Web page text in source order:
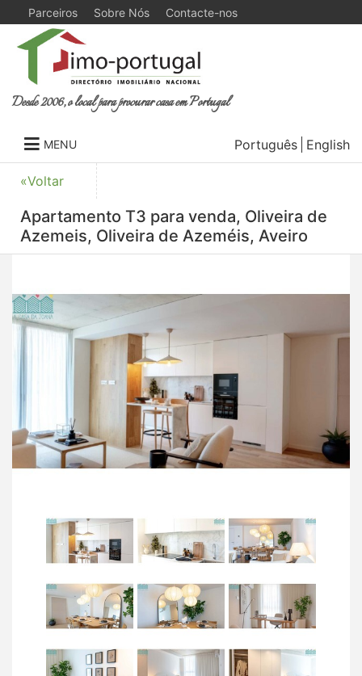
Parceiros Sobre Nós Contacte-nos
Desde 2006, o local para procurar casa em Portugal
MENU Português English
«Voltar
Apartamento T3 para venda, Oliveira de
Azemeis, Oliveira de Azeméis, Aveiro